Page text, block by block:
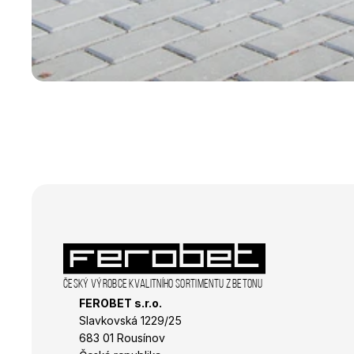
Český výrobce kvalitního sortimentu z betonu
FEROBET s.r.o.
Slavkovská 1229/25
683 01 Rousínov
_ga_R98VL1VNQ0
Název